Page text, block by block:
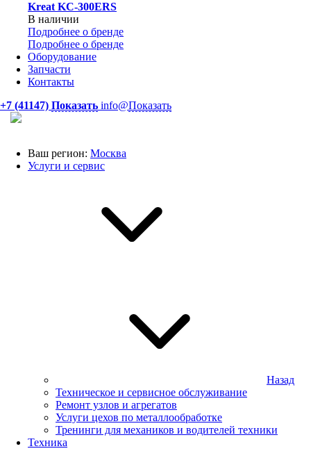
Kreat KC-300ERS
В наличии
Подробнее о бренде
Подробнее о бренде
Оборудование
Запчасти
Контакты
+7 (41147) Показать info@Показать
Ваш регион: Москва
Услуги и сервис
Назад
Техническое и сервисное обслуживание
Ремонт узлов и агрегатов
Услуги цехов по металлообработке
Тренинги для механиков и водителей техники
Техника